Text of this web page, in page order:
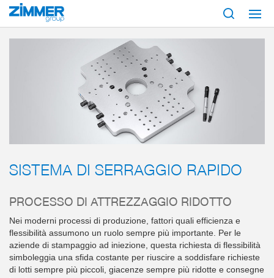
Inizio Prodotti
SISTEMA DI SERRAGGIO RAPIDO
PROCESSO DI ATTREZZAGGIO RIDOTTO
Nei moderni processi di produzione, fattori quali efficienza e
flessibilità assumono un ruolo sempre più importante. Per le
aziende di stampaggio ad iniezione, questa richiesta di flessibilità
simboleggia una sfida costante per riuscire a soddisfare richieste
di lotti sempre più piccoli, giacenze sempre più ridotte e consegne